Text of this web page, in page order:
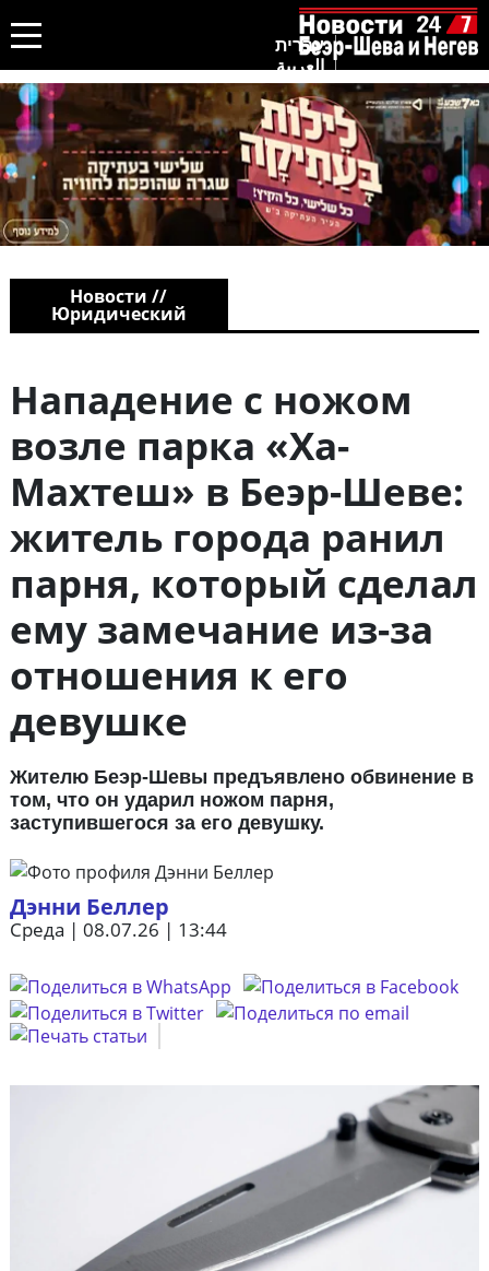
עברית
العربية
Новости //
Юридический
Нападение с ножом
возле парка «Ха-
Махтеш» в Беэр-Шеве:
житель города ранил
парня, который сделал
ему замечание из-за
отношения к его
девушке
Жителю Беэр-Шевы предъявлено обвинение в
том, что он ударил ножом парня,
заступившегося за его девушку.
Дэнни Беллер
Среда | 08.07.26 | 13:44